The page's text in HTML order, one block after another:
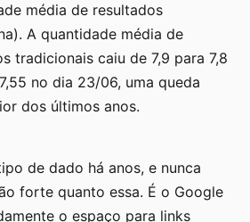
média de resultados
A quantidade média de
tradicionais caiu de 7,9 para 7,8
no dia 23/06, uma queda
dos últimos anos.
de dado há anos, e nunca
forte quanto essa. É o Google
o espaço para links